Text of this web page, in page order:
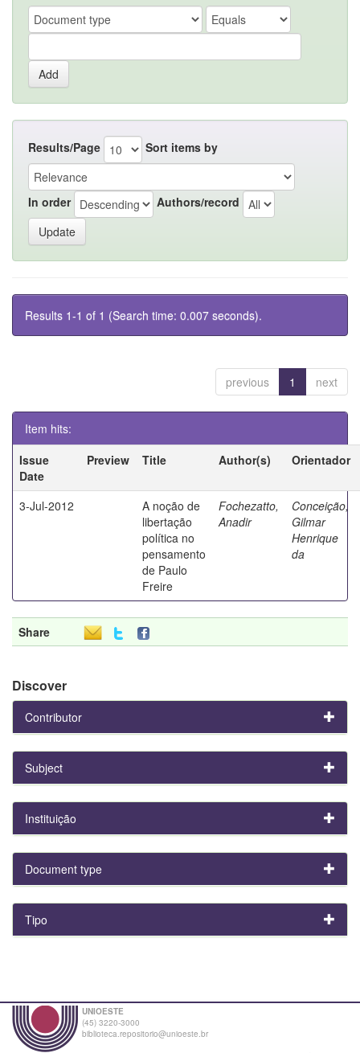
Results/Page Sort items by
In order Authors/record
Results 1-1 of 1 (Search time: 0.007 seconds).
previous 1 next
Item hits:
Issue
Date
Preview Title Author(s) Orientador
3-Jul-2012
A noção de
libertação
política no
pensamento
de Paulo
Freire
Fochezatto,
Anadir
Conceição,
Gilmar
Henrique
da
Share
Discover
Contributor
Subject
Instituição
Document type
Tipo
UNIOESTE
(45) 3220-3000
biblioteca.repositorio@unioeste.br